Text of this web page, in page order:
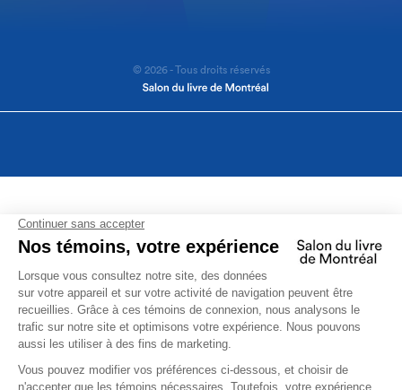
© 2026 - Tous droits réservés